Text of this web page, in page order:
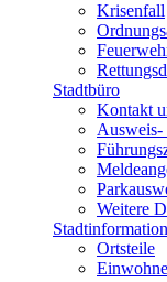
Krisenfall
Stadtbüro
Kontakt
Ausweis-
Weitere
Ortsteile